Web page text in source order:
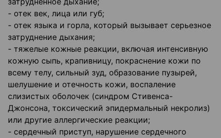
- отек век, лица или губ;
- отек языка и горла, который вызывает серьезное
затруднение дыхания;
- тяжелые кожные реакции, включая интенсивную
кожную сыпь, крапивницу, покраснение кожи по
всему телу, сильный зуд, образование пузырей,
шелушение и отечность кожи, воспаление
слизистых оболочек (синдром Стивенса-
Джонсона, токсический эпидермальный некролиз)
или другие аллергические реакции;
- сердечный приступ, нарушение сердечного